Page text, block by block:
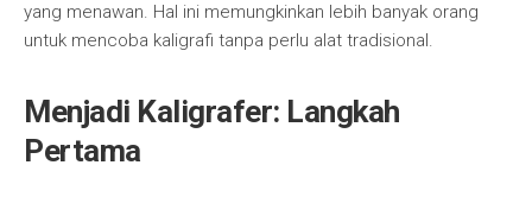
yang menawan. Hal ini memungkinkan lebih banyak orang
untuk mencoba kaligrafi tanpa perlu alat tradisional.
Menjadi Kaligrafer: Langkah
Pertama